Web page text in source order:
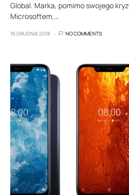
Global. Marka, pomimo swojego
Microsoftem,…
16 GRUDNIA 2018 NO COMMENTS